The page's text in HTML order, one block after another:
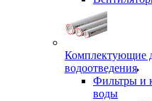
Комплектующие
водоотведения
Фильтры и
воды